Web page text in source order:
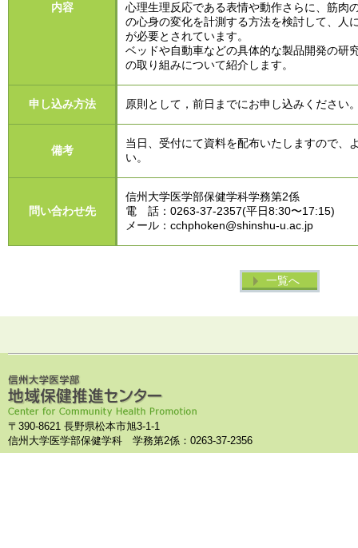
内容
心理生理反応である表情や動作さらに、筋肉
の心身の変化を計測する方法を検討して、人
が必要とされています。
ベッドや自動車などの具体的な製品開発の研
の取り組みについて紹介します。
申し込み方法 原則として，前日までにお申し込みください
備考
当日、受付にて資料を配布いたしますので、
い。
問い合わせ先
信州大学医学部保健学科学務第2係
電 話：0263-37-2357(平日8:30〜17:15)
メール：cchphoken@shinshu-u.ac.jp
一覧へ
〒390-8621 長野県松本市旭3-1-1
信州大学医学部保健学科 学務第2係：0263-37-2356